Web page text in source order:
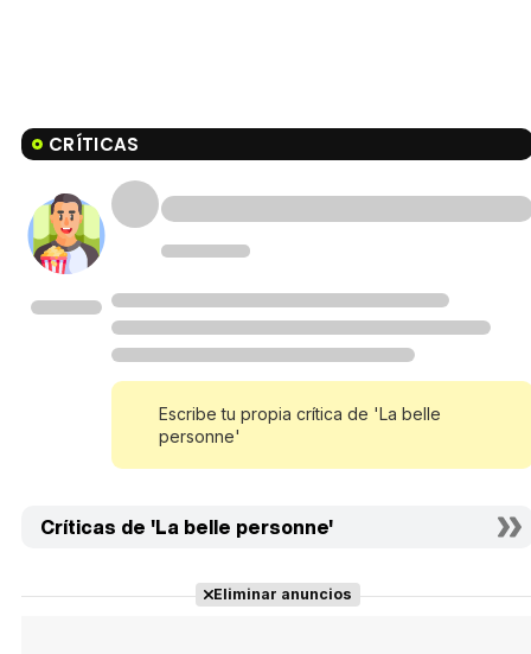
CRÍTICAS
Escribe tu propia crítica de 'La belle
personne'
Críticas de 'La belle personne'
Eliminar anuncios